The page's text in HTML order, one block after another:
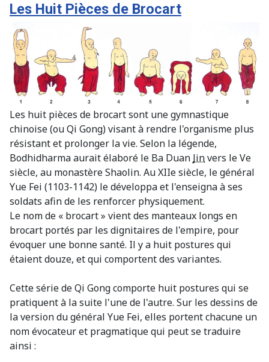
Les Huit Pièces de Brocart
Les huit pièces de brocart sont une gymnastique
chinoise (ou Qi Gong) visant à rendre l'organisme plus
résistant et prolonger la vie. Selon la légende,
Bodhidharma aurait élaboré le Ba Duan Jinvers le Ve
siècle, au monastère Shaolin. Au XIIe siècle, le général
Yue Fei (1103-1142) le développa et l'enseigna à ses
soldats afin de les renforcer physiquement.
Le nom de « brocart » vient des manteaux longs en
brocart portés par les dignitaires de l'empire, pour
évoquer une bonne santé. Il y a huit postures qui
étaient douze, et qui comportent des variantes.
Cette série de Qi Gong comporte huit postures qui se
pratiquent à la suite l'une de l'autre. Sur les dessins de
la version du général Yue Fei, elles portent chacune un
nom évocateur et pragmatique qui peut se traduire
ainsi :